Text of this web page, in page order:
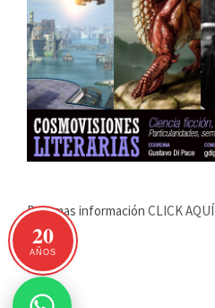
Para mas información CLICK AQUÍ
20
AÑOS